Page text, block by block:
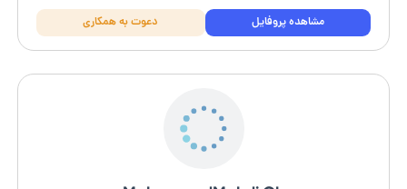
مشاهده پروفایل دعوت به همکاری